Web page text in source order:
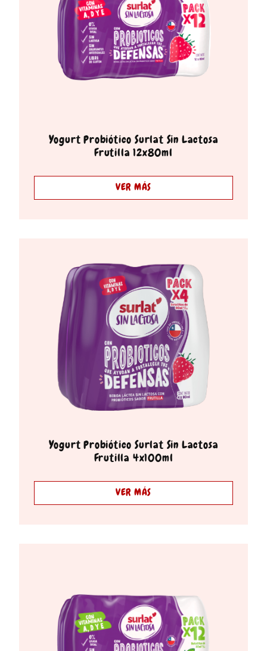
Yogurt Probiótico Surlat Sin Lactosa
Frutilla 12x80ml
VER MÁS
Yogurt Probiótico Surlat Sin Lactosa
Frutilla 4x100ml
VER MÁS